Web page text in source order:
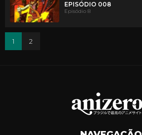
EPISÓDIO 008
Episódio 8
1 2